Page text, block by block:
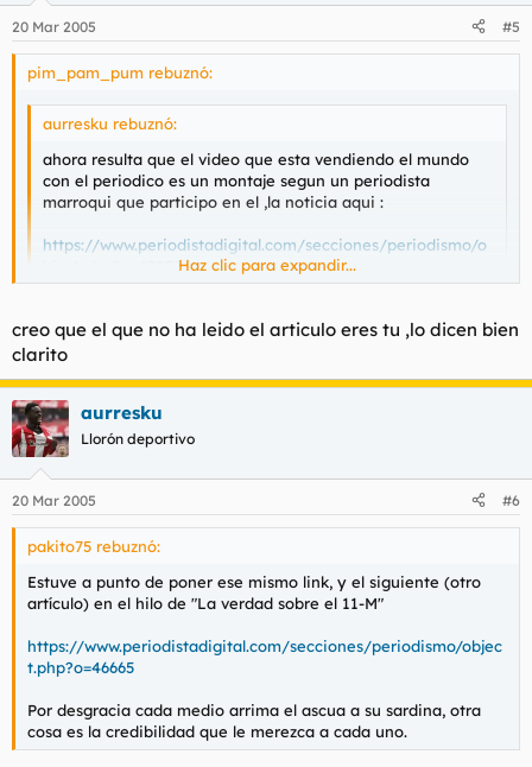
20 Mar 2005 #5
pim_pam_pum rebuznó:
aurresku rebuznó:
ahora resulta que el video que esta vendiendo el mundo
con el periodico es un montaje segun un periodista
marroqui que participo en el ,la noticia aqui :
https://www.periodistadigital.com/secciones/periodismo/o
bject.php?o=47050
periodico serio ?
¿Has leído el artículo? Son todo gilipolleces irrelevantes de los
moros, no dice nada de que sea un montaje.
Haz clic para expandir...
creo que el que no ha leido el articulo eres tu ,lo dicen bien
clarito
aurresku
Llorón deportivo
20 Mar 2005 #6
pakito75 rebuznó:
Estuve a punto de poner ese mismo link, y el siguiente (otro
artículo) en el hilo de "La verdad sobre el 11-M"
https://www.periodistadigital.com/secciones/periodismo/objec
t.php?o=46665
Por desgracia cada medio arrima el ascua a su sardina, otra
cosa es la credibilidad que le merezca a cada uno.